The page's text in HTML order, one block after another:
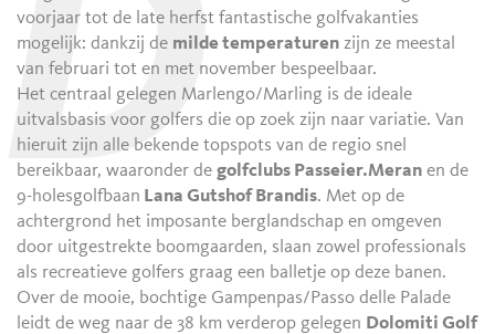
voorjaar tot de late herfst fantastische golfvakanties
mogelijk: dankzij de milde temperaturen zijn ze meestal
van februari tot en met november bespeelbaar.
Het centraal gelegen Marlengo/Marling is de ideale
uitvalsbasis voor golfers die op zoek zijn naar variatie. Van
hieruit zijn alle bekende topspots van de regio snel
bereikbaar, waaronder degolfclubs Passeier.Meran en de
9-holesgolfbaan Lana Gutshof Brandis. Met op de
achtergrond het imposante berglandschap en omgeven
door uitgestrekte boomgaarden, slaan zowel professionals
als recreatieve golfers graag een balletje op deze banen.
Over de mooie, bochtige Gampenpas/Passo delle Palade
leidt de weg naar de 38 km verderop gelegen Dolomiti Golf